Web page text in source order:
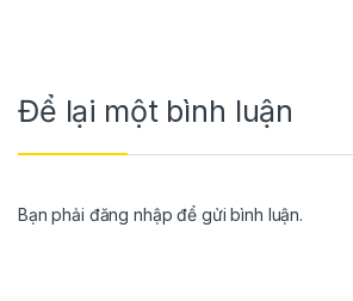
Để lại một bình luận
Bạn phải đăng nhập để gửi bình luận.